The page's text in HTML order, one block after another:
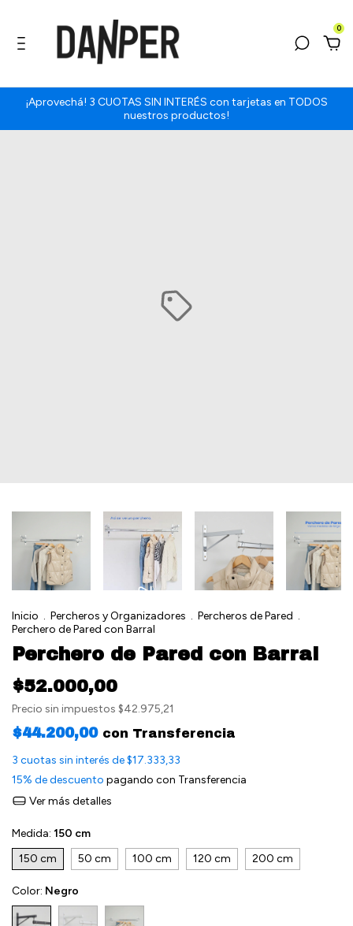
0
¡Aprovechá! 3 CUOTAS SIN INTERÉS con tarjetas en TODOS
nuestros productos!
Inicio . Percheros y Organizadores . Percheros de Pared .
Perchero de Pared con Barral
Perchero de Pared con Barral
$52.000,00
Precio sin impuestos $42.975,21
$44.200,00 con Transferencia
3 cuotas sin interés de$17.333,33
15% de descuento pagando con Transferencia
Ver más detalles
Medida: 150 cm
150 cm
50 cm 100 cm 120 cm 200 cm
Color: Negro